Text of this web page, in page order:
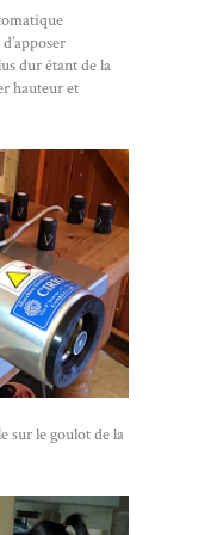
dur étant de la
hauteur et
sur le goulot de la